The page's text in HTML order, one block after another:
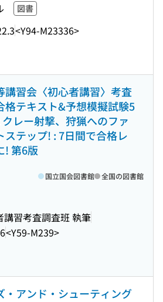
図書
<Y94-M23336>
講習会〈初心者講習〉考査
格テキスト&予想模擬試験5
クレー射撃、狩猟へのファ
ステップ! : 7日間で合格レ
! 第6版
習考査調査班 執筆
<Y59-M239>
国立国会図書館 全国の図書館
・アンド・シューティング